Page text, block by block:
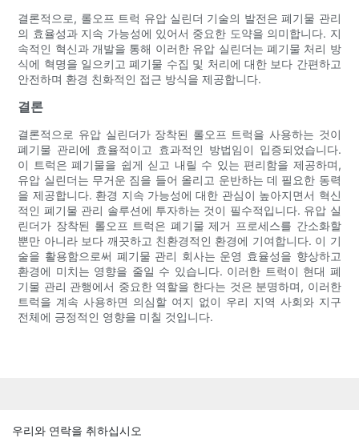
결론적으로, 롤오프 트럭 유압 실린더 기술의 발전은 폐기물 관리
의 효율성과 지속 가능성에 있어서 중요한 도약을 의미합니다. 지
속적인 혁신과 개발을 통해 이러한 유압 실린더는 폐기물 처리 방
식에 혁명을 일으키고 폐기물 수집 및 처리에 대한 보다 간편하고
안전하며 환경 친화적인 접근 방식을 제공합니다.
결론
결론적으로 유압 실린더가 장착된 롤오프 트럭을 사용하는 것이
폐기물 관리에 효율적이고 효과적인 방법임이 입증되었습니다.
이 트럭은 폐기물을 쉽게 싣고 내릴 수 있는 편리함을 제공하며,
유압 실린더는 무거운 짐을 들어 올리고 운반하는 데 필요한 동력
을 제공합니다. 환경 지속 가능성에 대한 관심이 높아지면서 혁신
적인 폐기물 관리 솔루션에 투자하는 것이 필수적입니다. 유압 실
린더가 장착된 롤오프 트럭은 폐기물 제거 프로세스를 간소화할
뿐만 아니라 보다 깨끗하고 친환경적인 환경에 기여합니다. 이 기
술을 활용함으로써 폐기물 관리 회사는 운영 효율성을 향상하고
환경에 미치는 영향을 줄일 수 있습니다. 이러한 트럭이 현대 폐
기물 관리 관행에서 중요한 역할을 한다는 것은 분명하며, 이러한
트럭을 계속 사용하면 의심할 여지 없이 우리 지역 사회와 지구
전체에 긍정적인 영향을 미칠 것입니다.
우리와 연락을 취하십시오